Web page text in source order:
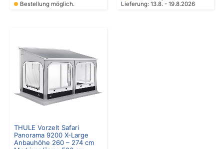
Bestellung möglich.
Lieferung: 13.8. - 19.8.2026
THULE Vorzelt Safari
Panorama 9200 X-Large
Anbauhöhe 260 – 274 cm